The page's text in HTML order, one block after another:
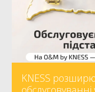
KNESS